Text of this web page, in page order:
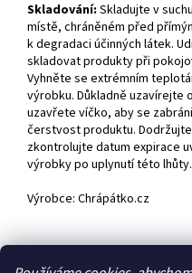
Skladování: Skladujte v
místě, chráněném před
k degradaci účinných látek.
skladovat produkty při
Vyhněte se extrémním
výrobku. Důkladně uzavírejte
uzavřete víčko, aby se
čerstvost produktu.
zkontrolujte datum expirace
výrobky po uplynutí této lhůty.
Výrobce: Chrápátko.cz